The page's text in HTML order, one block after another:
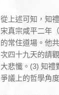
從上述可知，知
宋真宗咸平二年
的常住道場。他
次四十九天的請
大悲懺。(3) 知禮
爭議上的哲學角